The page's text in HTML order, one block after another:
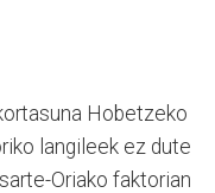
Hobetzeko
langileek ez dute
Oriako faktorian